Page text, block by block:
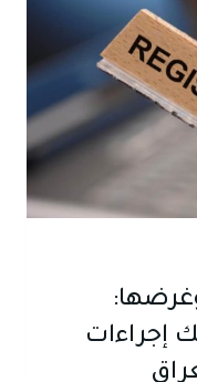
إجراءات